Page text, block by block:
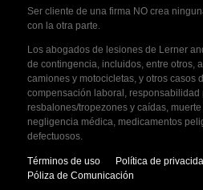
Ser cliente de una firma NO crea
con la otra parte.
Los abogados de lesiones de Lerner
de contingencia, incluidos, entre otros,
camiones y motocicletas, y otros casos
compensación laboral, responsabilidad
resbalones/tropezones y caídas,
negligencia médica, medicamentos
defectuosos.
Términos de uso
Política de
Póliza de Comunicación